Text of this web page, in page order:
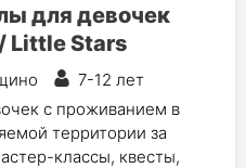
для девочек
Little Stars
7-12 лет
с проживанием в
территории за
классы, квесты,